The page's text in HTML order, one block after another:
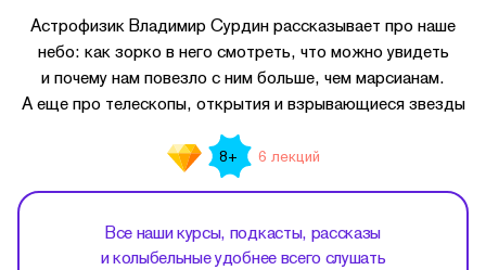
Астрофизик Владимир Сурдин рассказывает про наше
небо: как зорко в него смотреть, что можно увидеть
и почему нам повезло с ним больше, чем марсианам.
А еще про телескопы, открытия и взрывающиеся звезды
8+ 6 лекций
Все наши курсы, подкасты, рассказы
и колыбельные удобнее всего слушать